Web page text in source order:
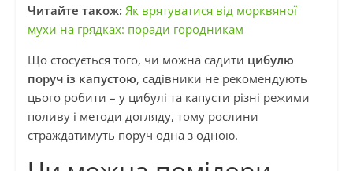
Читайте також: Як врятуватися від морквяної
мухи на грядках: поради городникам
Що стосується того, чи можна садити цибулю
поруч із капустою, садівники не рекомендують
цього робити – у цибулі та капусти різні режими
поливу і методи догляду, тому рослини
страждатимуть поруч одна з одною.